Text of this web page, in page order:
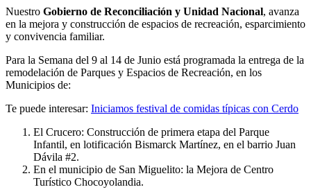
Nuestro Gobierno de Reconciliación y Unidad Nacional, avanza
en la mejora y construcción de espacios de recreación, esparcimiento
y convivencia familiar.
Para la Semana del 9 al 14 de Junio está programada la entrega de la
remodelación de Parques y Espacios de Recreación, en los
Municipios de:
Te puede interesar: Iniciamos festival de comidas típicas con Cerdo
El Crucero: Construcción de primera etapa del Parque
Infantil, en lotificación Bismarck Martínez, en el barrio Juan
Dávila #2.
En el municipio de San Miguelito: la Mejora de Centro
Turístico Chocoyolandia.